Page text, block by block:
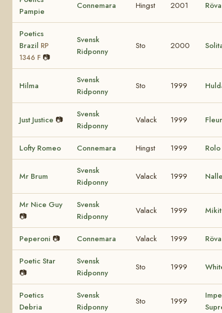
Pampie
Connemara Hingst 2001
Poetics
Brazil RP
1346 F 📷
Svensk
Ridponny
Sto 2000
Hilma
Svensk
Ridponny
Sto 1999
Just Justice 📷
Svensk
Ridponny
Valack 1999
Lofty Romeo Connemara Hingst 1999 Rolo
Mr Brum
Svensk
Ridponny
Valack 1999
Mr Nice Guy
📷
Svensk
Ridponny
Valack 1999
Peperoni 📷 Connemara Valack 1999
Poetic Star
📷
Svensk
Ridponny
Sto 1999
Poetics
Debria
Svensk
Ridponny
Sto 1999